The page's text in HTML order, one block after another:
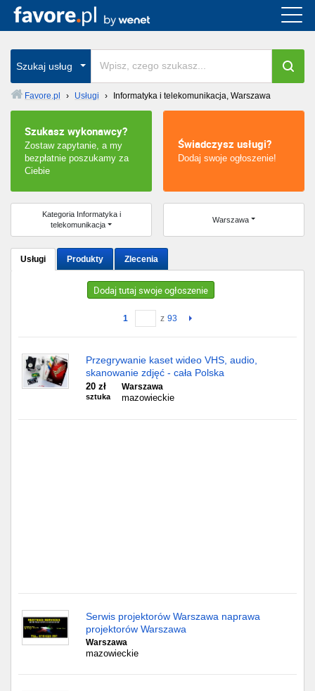
Szukaj usług
Favore.pl › Usługi › Informatyka i telekomunikacja, Warszawa
Szukasz wykonawcy?
Zostaw zapytanie, a my
bezpłatnie poszukamy za
Ciebie
Świadczysz usługi?
Dodaj swoje ogłoszenie!
Kategoria Informatyka i
telekomunikacja
Warszawa
Usługi Produkty Zlecenia
Dodaj tutaj swoje ogłoszenie
1 z 93
Przegrywanie kaset wideo VHS, audio,
skanowanie zdjęć - cała Polska
20 zł
sztuka
Warszawa
mazowieckie
Serwis projektorów Warszawa naprawa
projektorów Warszawa
Warszawa
mazowieckie
Cała Polska
wszystkie w całym kraju
Warszawa
Wrocław
Poznań
Łódź
Chorzów
Częstochowa